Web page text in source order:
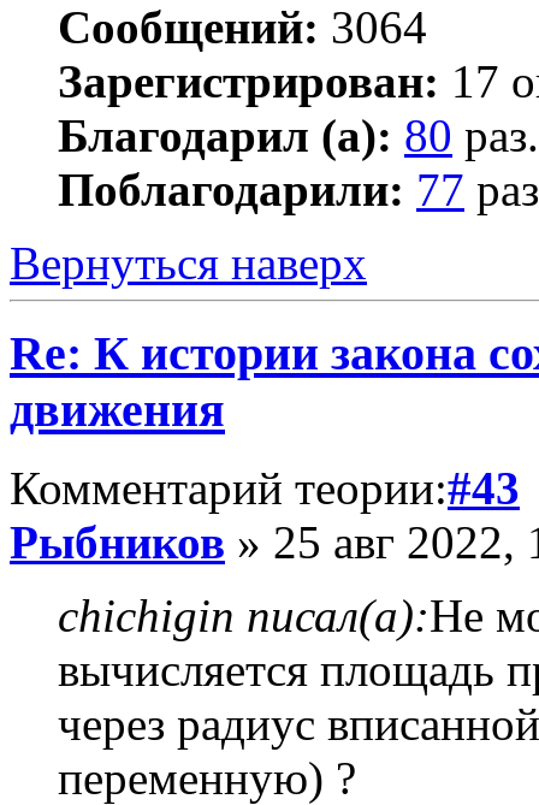
Сообщений: 3064
Зарегистрирован: 17
Благодарил (а): 80 раз.
Поблагодарили: 77
Вернуться наверх
Re: К истории закона
движения
Комментарий теории:#43
Рыбников » 25 авг 2022,
chichigin писал(а):Не
вычисляется площадь
через радиус
переменную) ?